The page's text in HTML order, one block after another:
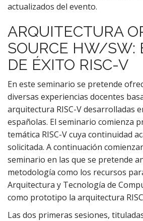
actualizados del evento.
ARQUITECTURA
SOURCE HW/SW:
DE ÉXITO RISC-V
En este seminario se pretende
diversas experiencias docentes
arquitectura RISC-V desarrolladas
españolas. El seminario comienza
temática RISC-V cuya continuidad
solicitada. A continuación
seminario en las que se pretende
metodología como los recursos
Arquitectura y Tecnología de
como prototipo la arquitectura
Las dos primeras sesiones,